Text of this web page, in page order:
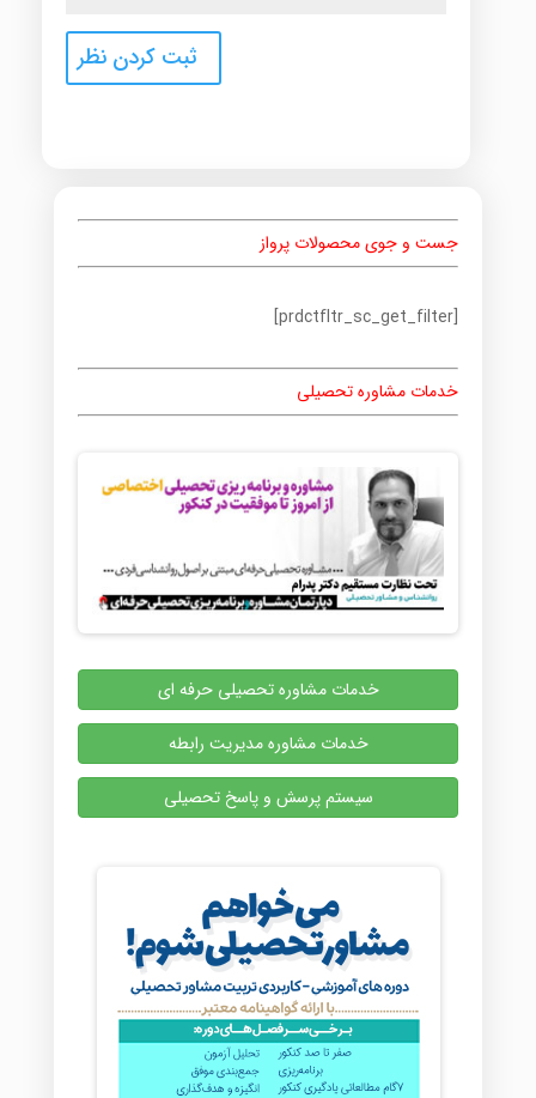
جست و جوی محصولات پرواز
[prdctfltr_sc_get_filter]
خدمات مشاوره تحصیلی
خدمات مشاوره تحصیلی حرفه ای
خدمات مشاوره مدیریت رابطه
سیستم پرسش و پاسخ تحصیلی